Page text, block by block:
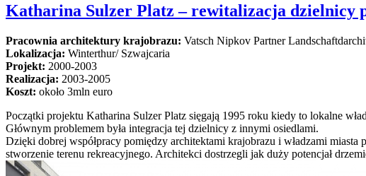
Katharina Sulzer Platz – rewitalizacja dzielnicy
Pracownia architektury krajobrazu: Vatsch Nipkov Partner
Lokalizacja: Winterthur/ Szwajcaria
Projekt: 2000-2003
Realizacja: 2003-2005
Koszt: około 3mln euro
Początki projektu Katharina Sulzer Platz sięgają 1995 roku kiedy to lokalne
Głównym problemem była integracja tej dzielnicy z innymi osiedlami.
Dzięki dobrej współpracy pomiędzy architektami krajobrazu i władzami
stworzenie terenu rekreacyjnego. Architekci dostrzegli jak duży potencjał